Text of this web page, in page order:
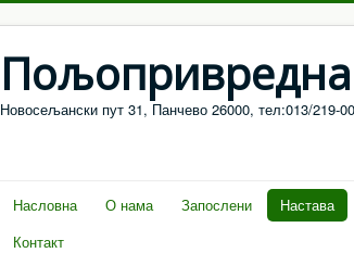
Новосељански пут 31, Панчево 26000, тел:013/219-
Насловна О нама Запослени Настава
Контакт